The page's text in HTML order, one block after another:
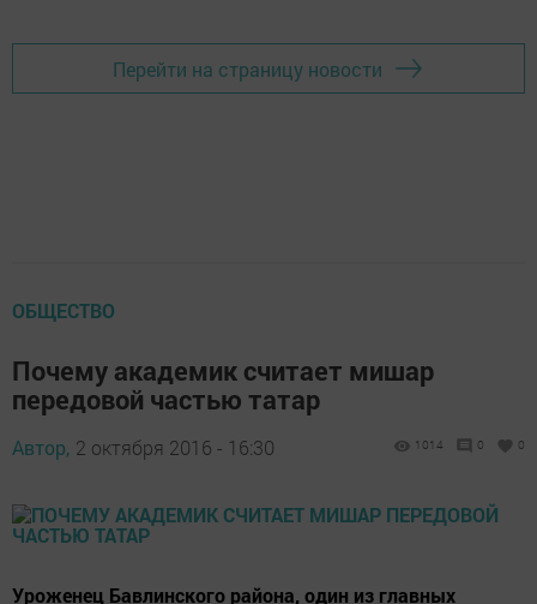
Перейти на страницу новости
ОБЩЕСТВО
Почему академик считает мишар
передовой частью татар
Автор, 2 октября 2016 - 16:30 1014 0 0
Уроженец Бавлинского района, один из главных